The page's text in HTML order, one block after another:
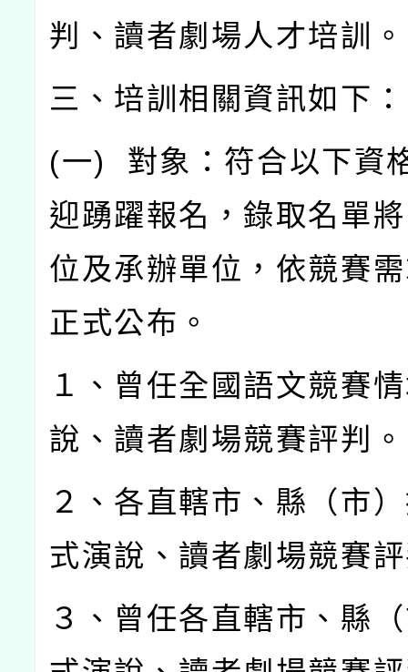
判、讀者劇場人才培訓。
三、培訓相關資訊如下：
(一) 對象：符合以下資
迎踴躍報名，錄取名單
位及承辦單位，依競賽
正式公布。
１、曾任全國語文競賽
說、讀者劇場競賽評判。
２、各直轄市、縣（市
式演說、讀者劇場競賽
３、曾任各直轄市、縣